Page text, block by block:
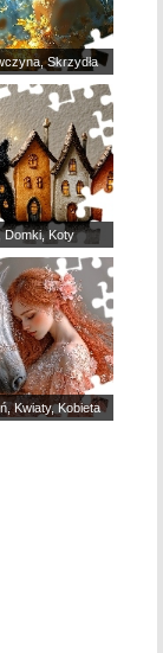
Skrzydła
Domki, Koty
Kwiaty, Kobieta